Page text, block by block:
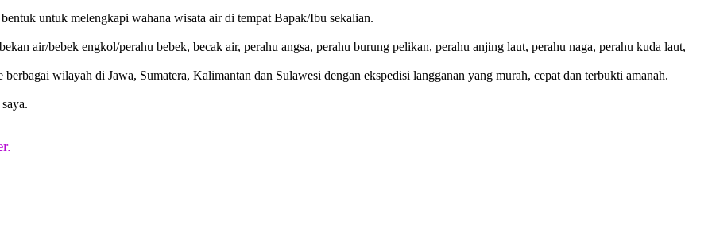
untuk melengkapi wahana wisata air di tempat Bapak/Ibu sekalian.
air/bebek engkol/perahu bebek, becak air, perahu angsa, perahu burung pelikan, perahu anjing laut, perahu naga, perahu kuda laut,
wilayah di Jawa, Sumatera, Kalimantan dan Sulawesi dengan ekspedisi langganan yang murah, cepat dan terbukti amanah.